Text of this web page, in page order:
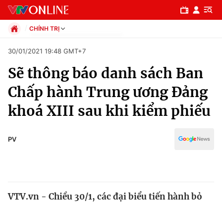
Chuyên mục
Chính trị
CHÍNH TRỊ
Xã hội
Pháp luật
Kinh tế
Thể thao
Truyền hình
30/01/2021 19:48 GMT+7
Sẽ thông báo danh sách Ban
Chấp hành Trung ương Đảng
khoá XIII sau khi kiểm phiếu
PV
VTV.vn - Chiều 30/1, các đại biểu tiến hành bỏ